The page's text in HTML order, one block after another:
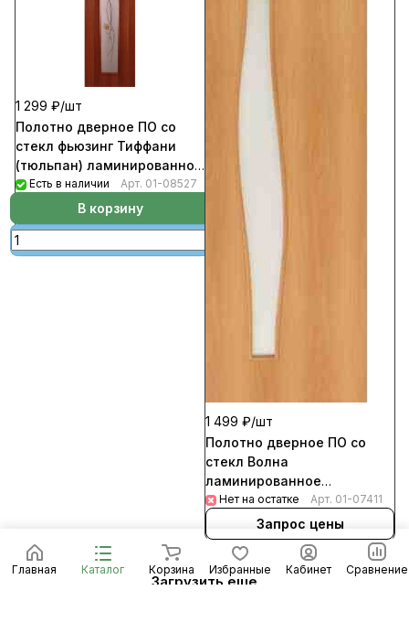
1 299 ₽/шт
Полотно дверное ПО со
стекл фьюзинг Тиффани
(тюльпан) ламинированное
итальянский орех 900
Есть в наличии Арт. 01-08527
В корзину
1 499 ₽/шт
Полотно дверное ПО со
стекл Волна
ламинированное
миланский орех 600
Нет на остатке Арт. 01-07411
Запрос цены
Загрузить еще
Главная Каталог Корзина Избранные Кабинет Сравнение